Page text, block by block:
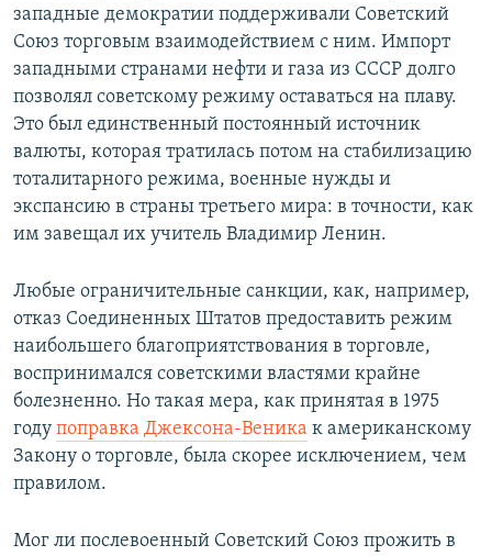
западные демократии поддерживали Советский
Союз торговым взаимодействием с ним. Импорт
западными странами нефти и газа из СССР долго
позволял советскому режиму оставаться на плаву.
Это был единственный постоянный источник
валюты, которая тратилась потом на стабилизацию
тоталитарного режима, военные нужды и
экспансию в страны третьего мира: в точности, как
им завещал их учитель Владимир Ленин.
Любые ограничительные санкции, как, например,
отказ Соединенных Штатов предоставить режим
наибольшего благоприятствования в торговле,
воспринимался советскими властями крайне
болезненно. Но такая мера, как принятая в 1975
году поправка Джексона-Веника к американскому
Закону о торговле, была скорее исключением, чем
правилом.
Мог ли послевоенный Советский Союз прожить в